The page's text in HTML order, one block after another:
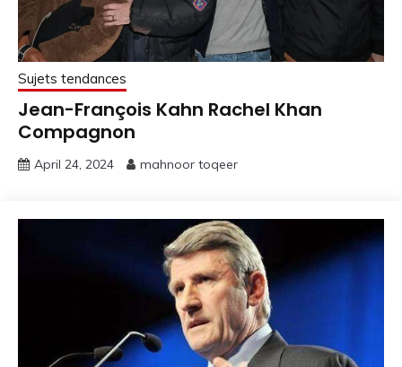
Sujets tendances
Jean-François Kahn Rachel Khan
Compagnon
April 24, 2024 mahnoor toqeer